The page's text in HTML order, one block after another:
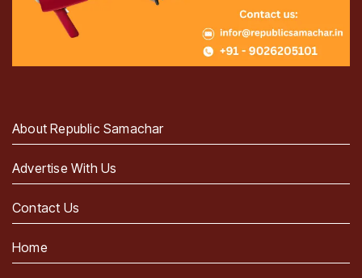
About Republic Samachar
Advertise With Us
Contact Us
Home